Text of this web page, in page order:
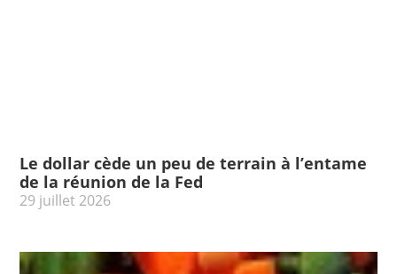
Le dollar cède un peu de terrain à l’entame
de la réunion de la Fed
29 juillet 2026